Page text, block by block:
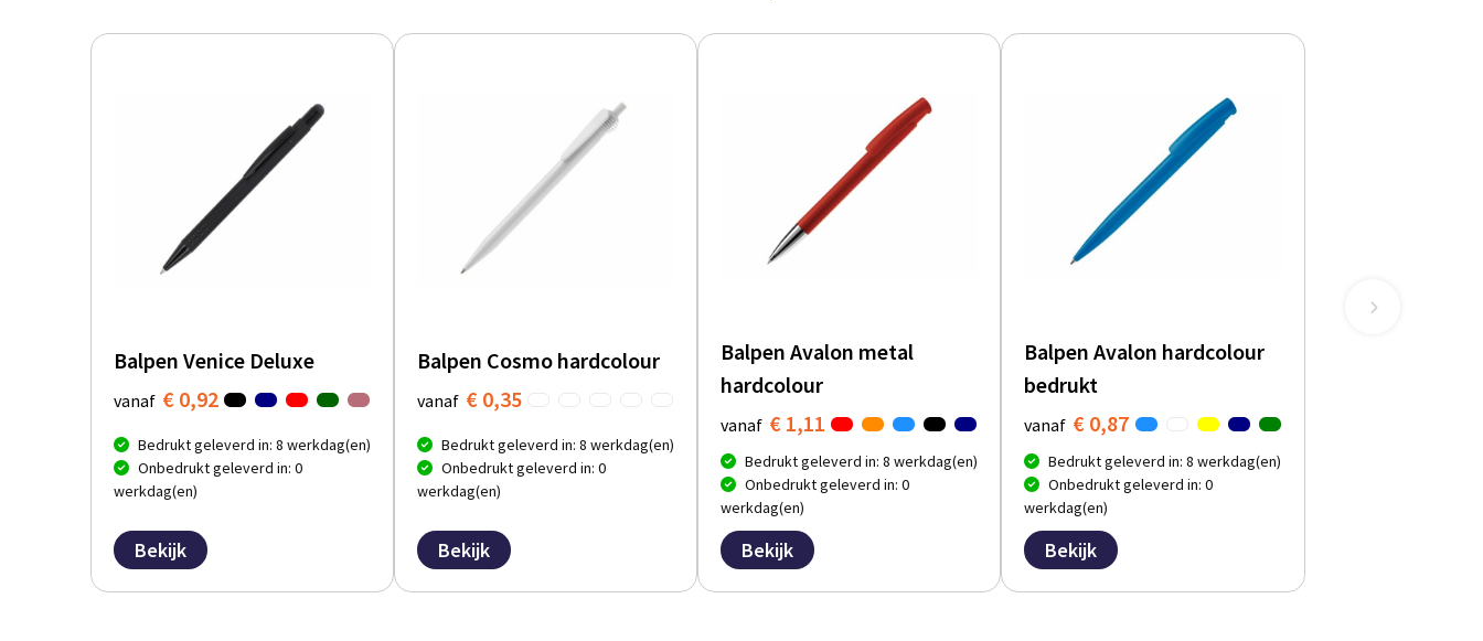
Balpen Venice Deluxe
vanaf € 0,92
Bedrukt geleverd in: 8 werkdag(en)
Onbedrukt geleverd in: 0
werkdag(en)
Bekijk
Balpen Cosmo hardcolour
vanaf € 0,35
Bedrukt geleverd in: 8 werkdag(en)
Onbedrukt geleverd in: 0
werkdag(en)
Bekijk
Balpen Avalon metal
hardcolour
vanaf € 1,11
Bedrukt geleverd in: 8 werkdag(en)
Onbedrukt geleverd in: 0
werkdag(en)
Bekijk
Balpen Avalon hardcolour
bedrukt
vanaf € 0,87
Bedrukt geleverd in: 8 werkdag(en)
Onbedrukt geleverd in: 0
werkdag(en)
Bekijk